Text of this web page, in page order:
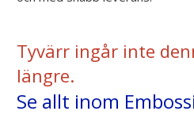
Tyvärr ingår inte
längre.
Se allt inom